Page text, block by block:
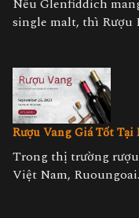
Nếu Glenfiddich
single malt, thì Rượu
Rượu Vang Giá Tốt
Trong thị trường
Việt Nam,